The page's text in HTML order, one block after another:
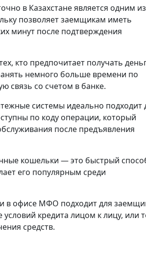
в Казахстане является одним из
позволяет заемщикам иметь
минут после подтверждения
кто предпочитает получать
немного больше времени по
связь со счетом в банке.
системы идеально подходит
по коду операции, который
после предъявления
кошельки — это быстрый
его популярным среди
в офисе МФО подходит для
кредита лицом к лицу, или
средств.